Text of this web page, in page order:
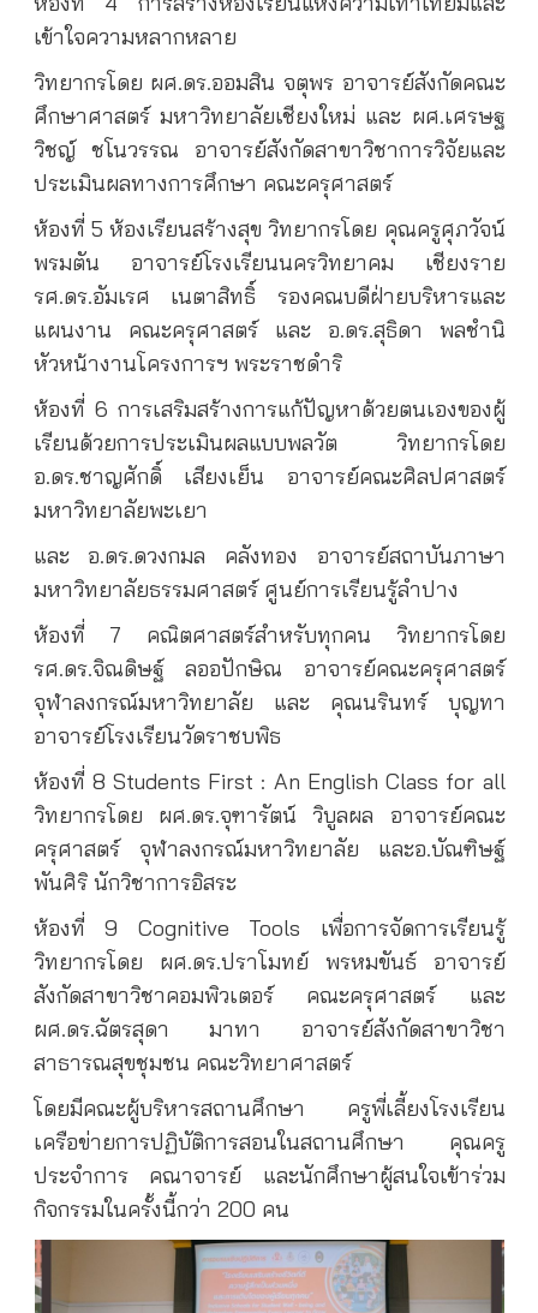
เข้าใจความหลากหลาย
วิทยากรโดย ผศ.ดร.ออมสิน จตุพร อาจารย์สังกัดคณะ
ศึกษาศาสตร์ มหาวิทยาลัยเชียงใหม่ และ ผศ.เศรษฐ
วิชญ์ ชโนวรรณ อาจารย์สังกัดสาขาวิชาการวิจัยและ
ประเมินผลทางการศึกษา คณะครุศาสตร์
ห้องที่ 5 ห้องเรียนสร้างสุข วิทยากรโดย คุณครูศุภวัจน์
พรมตัน อาจารย์โรงเรียนนครวิทยาคม เชียงราย
รศ.ดร.อัมเรศ เนตาสิทธิ์ รองคณบดีฝ่ายบริหารและ
แผนงาน คณะครุศาสตร์ และ อ.ดร.สุธิดา พลชำนิ
หัวหน้างานโครงการฯ พระราชดำริ
ห้องที่ 6 การเสริมสร้างการแก้ปัญหาด้วยตนเองของผู้
เรียนด้วยการประเมินผลแบบพลวัต วิทยากรโดย
อ.ดร.ชาญศักดิ์ เสียงเย็น อาจารย์คณะศิลปศาสตร์
มหาวิทยาลัยพะเยา
และ อ.ดร.ดวงกมล คลังทอง อาจารย์สถาบันภาษา
มหาวิทยาลัยธรรมศาสตร์ ศูนย์การเรียนรู้ลำปาง
ห้องที่ 7 คณิตศาสตร์สำหรับทุกคน วิทยากรโดย
รศ.ดร.จิณดิษฐ์ ลออปักษิณ อาจารย์คณะครุศาสตร์
จุฬาลงกรณ์มหาวิทยาลัย และ คุณนรินทร์ บุญทา
อาจารย์โรงเรียนวัดราชบพิธ
ห้องที่ 8 Students First : An English Class for all
วิทยากรโดย ผศ.ดร.จุฑารัตน์ วิบูลผล อาจารย์คณะ
ครุศาสตร์ จุฬาลงกรณ์มหาวิทยาลัย และอ.บัณฑิษฐ์
พันศิริ นักวิชาการอิสระ
ห้องที่ 9 Cognitive Tools เพื่อการจัดการเรียนรู้
วิทยากรโดย ผศ.ดร.ปราโมทย์ พรหมขันธ์ อาจารย์
สังกัดสาขาวิชาคอมพิวเตอร์ คณะครุศาสตร์ และ
ผศ.ดร.ฉัตรสุดา มาทา อาจารย์สังกัดสาขาวิชา
สาธารณสุขชุมชน คณะวิทยาศาสตร์
โดยมีคณะผู้บริหารสถานศึกษา ครูพี่เลี้ยงโรงเรียน
เครือข่ายการปฏิบัติการสอนในสถานศึกษา คุณครู
ประจำการ คณาจารย์ และนักศึกษาผู้สนใจเข้าร่วม
กิจกรรมในครั้งนี้กว่า 200 คน